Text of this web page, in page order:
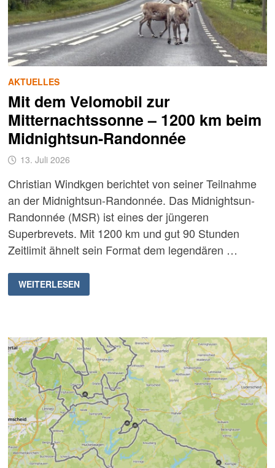
AKTUELLES
Mit dem Velomobil zur
Mitternachtssonne – 1200 km beim
Midnightsun-Randonnée
13. Juli 2026
Christian Windkgen berichtet von seiner Teilnahme
an der Midnightsun-Randonnée. Das Midnightsun-
Randonnée (MSR) ist eines der jüngeren
Superbrevets. Mit 1200 km und gut 90 Stunden
Zeitlimit ähnelt sein Format dem legendären …
MIT
DEM
VELOMOBIL
KM
BEIM
MIDNIGHTSUN-
RANDONNÉE
WEITERLESEN